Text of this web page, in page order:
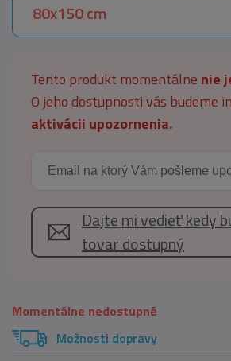
80x150 cm
Tento produkt momentálne nie
O jeho dostupnosti vás budeme
aktivácii upozornenia.
Dajte mi vedieť kedy
tovar dostupný
Momentálne nedostupné
Možnosti dopravy